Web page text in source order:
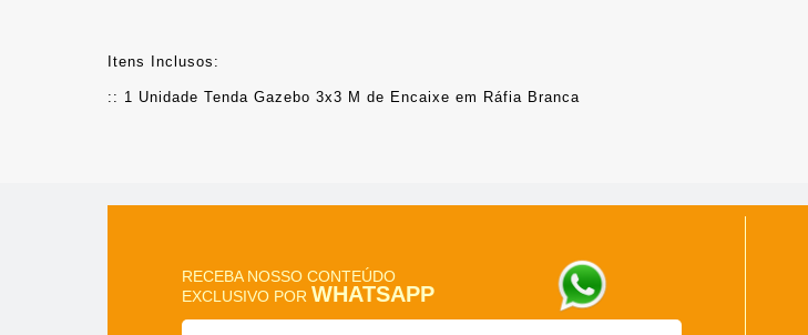
Itens Inclusos:
:: 1 Unidade Tenda Gazebo 3x3 M de Encaixe em Ráfia Branca
RECEBA NOSSO CONTEÚDO
EXCLUSIVO POR WHATSAPP